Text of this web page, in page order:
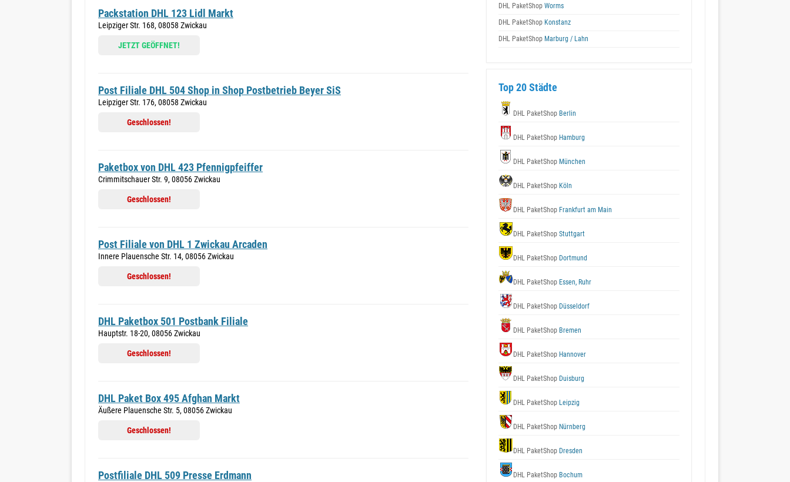
Packstation DHL 123 Lidl Markt
Leipziger Str. 168, 08058 Zwickau
JETZT GEÖFFNET!
Post Filiale DHL 504 Shop in Shop Postbetrieb Beyer SiS
Leipziger Str. 176, 08058 Zwickau
Geschlossen!
Paketbox von DHL 423 Pfennigpfeiffer
Crimmitschauer Str. 9, 08056 Zwickau
Geschlossen!
Post Filiale von DHL 1 Zwickau Arcaden
Innere Plauensche Str. 14, 08056 Zwickau
Geschlossen!
DHL Paketbox 501 Postbank Filiale
Hauptstr. 18-20, 08056 Zwickau
Geschlossen!
DHL Paket Box 495 Afghan Markt
Äußere Plauensche Str. 5, 08056 Zwickau
Geschlossen!
Postfiliale DHL 509 Presse Erdmann
DHL PaketShop Worms
DHL PaketShop Konstanz
DHL PaketShop Marburg / Lahn
Top 20 Städte
DHL PaketShop Berlin
DHL PaketShop Hamburg
DHL PaketShop München
DHL PaketShop Köln
DHL PaketShop Frankfurt am Main
DHL PaketShop Stuttgart
DHL PaketShop Dortmund
DHL PaketShop Essen, Ruhr
DHL PaketShop Düsseldorf
DHL PaketShop Bremen
DHL PaketShop Hannover
DHL PaketShop Duisburg
DHL PaketShop Leipzig
DHL PaketShop Nürnberg
DHL PaketShop Dresden
DHL PaketShop Bochum